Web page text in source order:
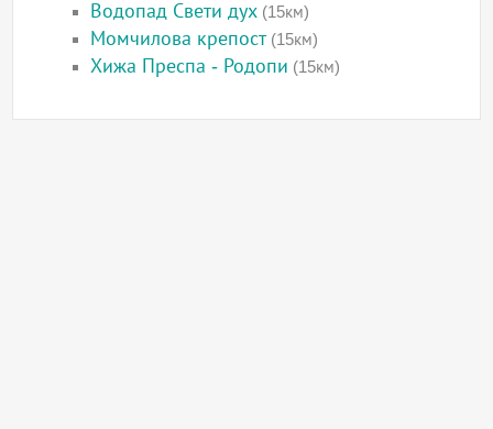
Водопад Свети дух (15км)
Момчилова крепост(15км)
Хижа Преспа - Родопи (15км)